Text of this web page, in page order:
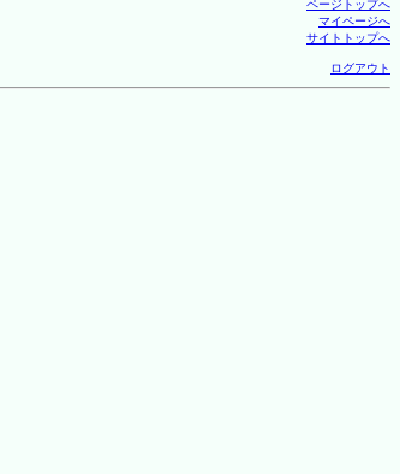
ページトップへ
マイページへ
サイトトップへ
ログアウト